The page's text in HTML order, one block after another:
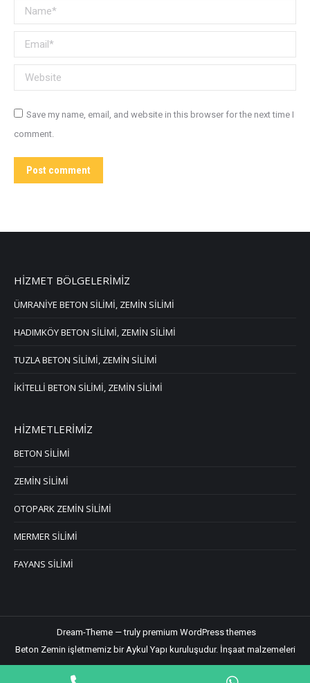
Name *
Email *
Website
Save my name, email, and website in this browser for the next time I
comment.
Post comment
HİZMET BÖLGELERİMİZ
ÜMRANİYE BETON SİLİMİ, ZEMİN SİLİMİ
HADIMKÖY BETON SİLİMİ, ZEMİN SİLİMİ
TUZLA BETON SİLİMİ, ZEMİN SİLİMİ
İKİTELLİ BETON SİLİMİ, ZEMİN SİLİMİ
HİZMETLERİMİZ
BETON SİLİMİ
ZEMİN SİLİMİ
OTOPARK ZEMİN SİLİMİ
MERMER SİLİMİ
FAYANS SİLİMİ
Dream-Theme — truly premium WordPress themes
Beton Zemin işletmemiz bir Aykul Yapı kuruluşudur. İnşaat malzemeleri